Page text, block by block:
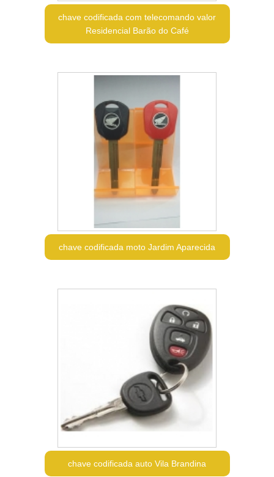
chave codificada com telecomando valor
Residencial Barão do Café
chave codificada moto Jardim Aparecida
chave codificada auto Vila Brandina